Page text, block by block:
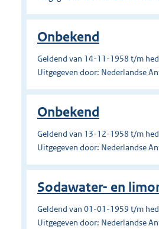
Onbekend
Geldend van 14-11-1958 t/m
Uitgegeven door: Nederlandse
Onbekend
Geldend van 13-12-1958 t/m
Uitgegeven door: Nederlandse
Sodawater- en
Geldend van 01-01-1959 t/m
Uitgegeven door: Nederlandse